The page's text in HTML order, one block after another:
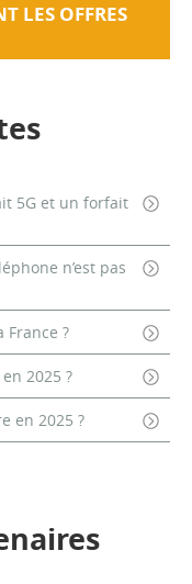
LES OFFRES
5G et un forfait
n’est pas
France ?
2025 ?
en 2025 ?